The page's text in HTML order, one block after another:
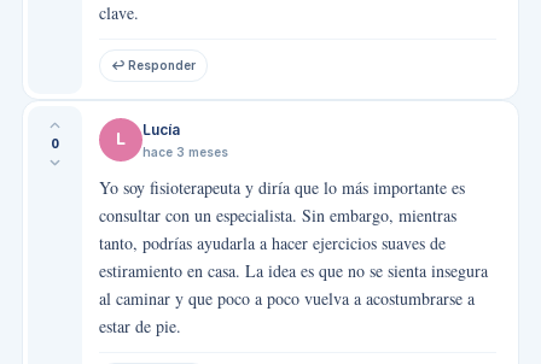
clave.
↩ Responder
0 L Lucía
hace 3 meses
Yo soy fisioterapeuta y diría que lo más importante es
consultar con un especialista. Sin embargo, mientras
tanto, podrías ayudarla a hacer ejercicios suaves de
estiramiento en casa. La idea es que no se sienta insegura
al caminar y que poco a poco vuelva a acostumbrarse a
estar de pie.